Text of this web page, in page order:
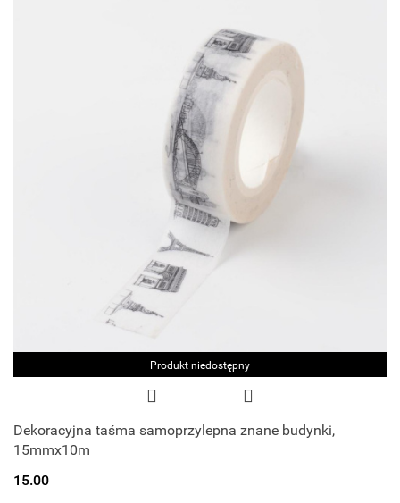
Produkt niedostępny
Dekoracyjna taśma samoprzylepna znane budynki,
15mmx10m
15.00